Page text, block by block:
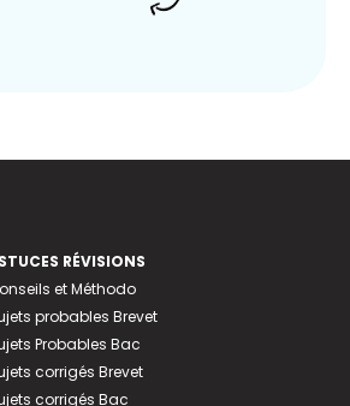
RÉVISIONS
et Méthodo
probables Brevet
Probables Bac
corrigés Brevet
corrigés Bac